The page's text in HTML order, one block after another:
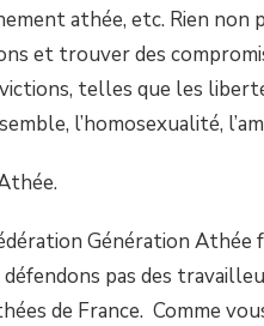
athée, etc. Rien
et trouver des
telles que les
l’homosexualité,
Génération Athée
pas des
de France. Comme